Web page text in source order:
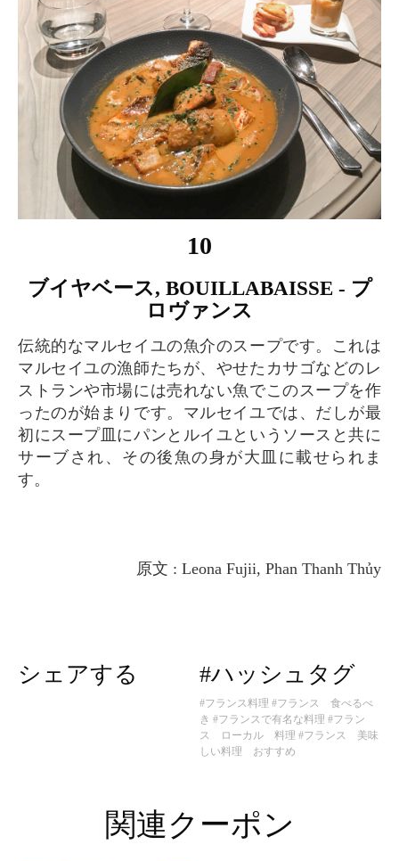
10
ブイヤベース, BOUILLABAISSE - プ
ロヴァンス
伝統的なマルセイユの魚介のスープです。これは
マルセイユの漁師たちが、やせたカサゴなどのレ
ストランや市場には売れない魚でこのスープを作
ったのが始まりです。マルセイユでは、だしが最
初にスープ皿にパンとルイユというソースと共に
サーブされ、その後魚の身が大皿に載せられま
す。
原文 : Leona Fujii, Phan Thanh Thủy
シェアする #ハッシュタグ
#フランス料理 #フランス 食べるべ
き #フランスで有名な料理 #フラン
ス ローカル 料理 #フランス 美味
しい料理 おすすめ
関連クーポン